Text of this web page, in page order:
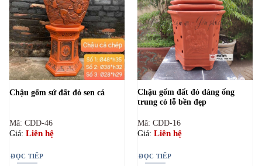
Chậu gốm sứ đất đỏ sen cá
Mã: CDD-46
Giá: Liên hệ
ĐỌC TIẾP
Chậu gốm đất đỏ dáng ống
trung có lỗ bền đẹp
Mã: CDD-16
Giá: Liên hệ
ĐỌC TIẾP